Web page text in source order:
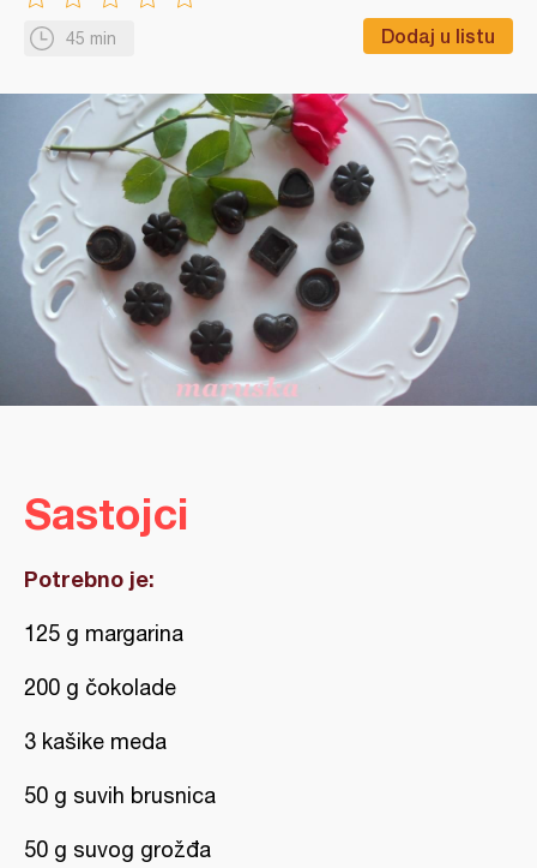
45 min Dodaj u listu
Sastojci
Potrebno je:
125 g margarina
200 g čokolade
3 kašike meda
50 g suvih brusnica
50 g suvog grožđa